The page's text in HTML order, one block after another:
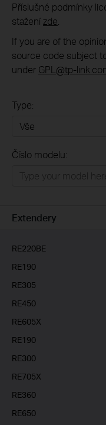
Příslušné podmínky
staženízde
If you are of the
source code subject
under GPL@tp-
Type:
Business
Číslo modelu:
Extendery
RE220BE
RE190
RE305
RE450
RE605X
RE190
RE300
RE705X
RE360
RE650